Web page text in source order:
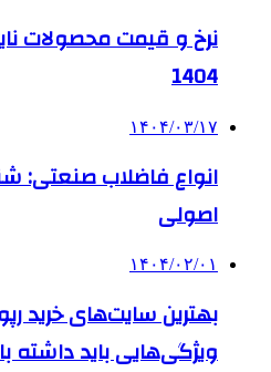
نرخ و قیمت محصولات
1404
۱۴۰۴/۰۳/۱۷
انواع فاضلاب صنعتی:
اصولی
۱۴۰۴/۰۲/۰۱
بهترین سایت‌های خرید
ویژگی‌هایی باید داشته